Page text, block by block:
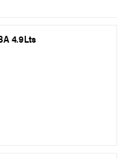
4.9Lts